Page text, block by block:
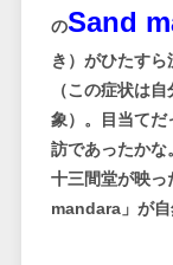
のSand
き）がひたす
（この症状は
象）。目当てだ
訪であったかな
十三間堂が映
mandara」が自